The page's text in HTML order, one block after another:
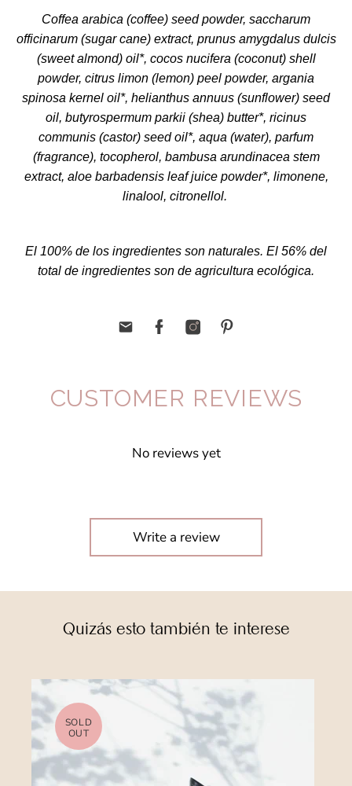
Coffea arabica (coffee) seed powder, saccharum
officinarum (sugar cane) extract, prunus amygdalus dulcis
(sweet almond) oil*, cocos nucifera (coconut) shell
powder, citrus limon (lemon) peel powder, argania
spinosa kernel oil*, helianthus annuus (sunflower) seed
oil, butyrospermum parkii (shea) butter*, ricinus
communis (castor) seed oil*, aqua (water), parfum
(fragrance), tocopherol, bambusa arundinacea stem
extract, aloe barbadensis leaf juice powder*, limonene,
linalool, citronellol.
El 100% de los ingredientes son naturales. El 56% del
total de ingredientes son de agricultura ecológica.
CUSTOMER REVIEWS
No reviews yet
Write a review
Quizás esto también te interese
SOLD
OUT